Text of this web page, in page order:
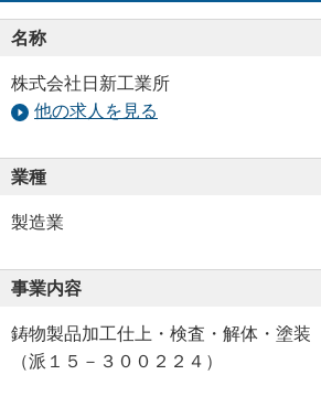
名称
株式会社日新工業所
他の求人を見る
業種
製造業
事業内容
鋳物製品加工仕上・検査・解体・塗
（派１５－３００２２４）